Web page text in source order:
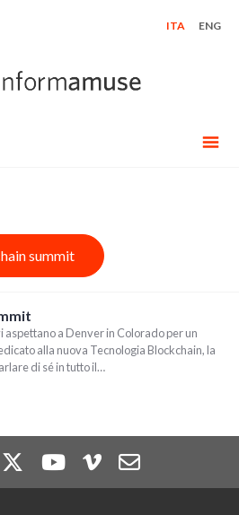
ITA ENG
summit
aspettano a Denver in Colorado per un
alla nuova Tecnologia Blockchain, la
di sé in tutto il…